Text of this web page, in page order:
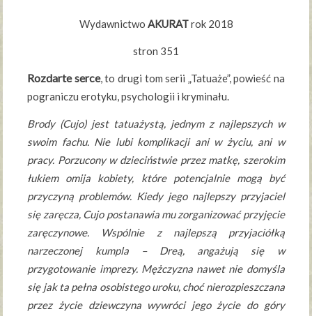
Wydawnictwo AKURATrok 2018
stron 351
Rozdarte serce, to drugi tom serii „Tatuaże”, powieść na
pograniczu erotyku, psychologii i kryminału.
Brody (Cujo) jest tatuażystą, jednym z najlepszych w
swoim fachu. Nie lubi komplikacji ani w życiu, ani w
pracy. Porzucony w dzieciństwie przez matkę, szerokim
łukiem omija kobiety, które potencjalnie mogą być
przyczyną problemów. Kiedy jego najlepszy przyjaciel
się zaręcza, Cujo postanawia mu zorganizować przyjęcie
zaręczynowe. Wspólnie z najlepszą przyjaciółką
narzeczonej kumpla – Dreą, angażują się w
przygotowanie imprezy. Mężczyzna nawet nie domyśla
się jak ta pełna osobistego uroku, choć nierozpieszczana
przez życie dziewczyna wywróci jego życie do góry